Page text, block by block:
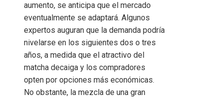
aumento, se anticipa que el mercado
eventualmente se adaptará. Algunos
expertos auguran que la demanda podría
nivelarse en los siguientes dos o tres
años, a medida que el atractivo del
matcha decaiga y los compradores
opten por opciones más económicas.
No obstante, la mezcla de una gran